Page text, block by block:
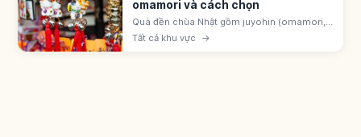
omamori và cách chọn
Quà đền chùa Nhật gồm juyohin (omamori,
goshuin, ofuda) gọi là được ban tặng, và đồ
engimono ở cửa hàng monzen-machi.
Tất cả khu vực →